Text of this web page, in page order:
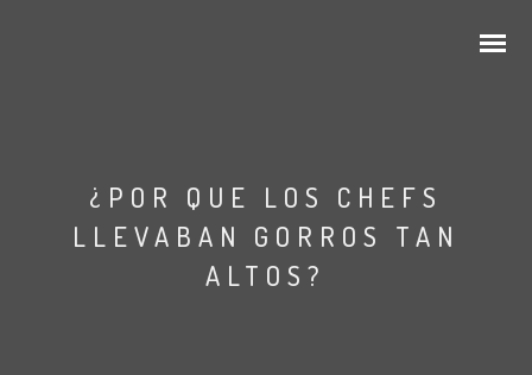
¿POR QUE LOS CHEFS
LLEVABAN GORROS TAN
ALTOS?